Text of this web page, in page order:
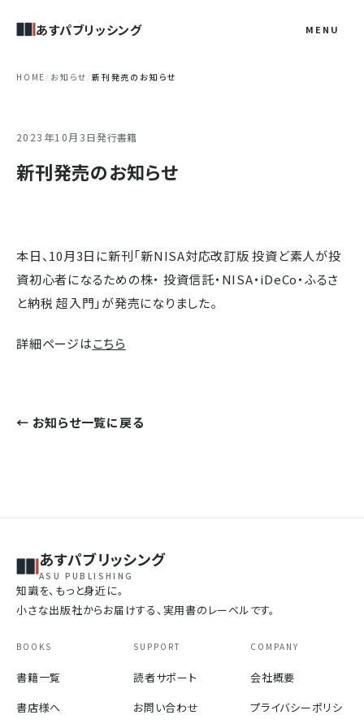
あすパブリッシング MENU
HOME / お知らせ /新刊発売のお知らせ
2023年10月3日発行書籍
新刊発売のお知らせ
本日、10月3日に新刊「新NISA対応改訂版 投資ど素人が投
資初心者になるための株・ 投資信託・NISA・iDeCo・ふるさ
と納税 超入門」が発売になりました。
詳細ページはこちら
← お知らせ一覧に戻る
あすパブリッシング
ASU PUBLISHING
知識を、もっと身近に。
小さな出版社からお届けする、実用書のレーベルです。
BOOKS
書籍一覧
書店様へ
SUPPORT
読者サポート
お問い合わせ
COMPANY
会社概要
プライバシーポリシ